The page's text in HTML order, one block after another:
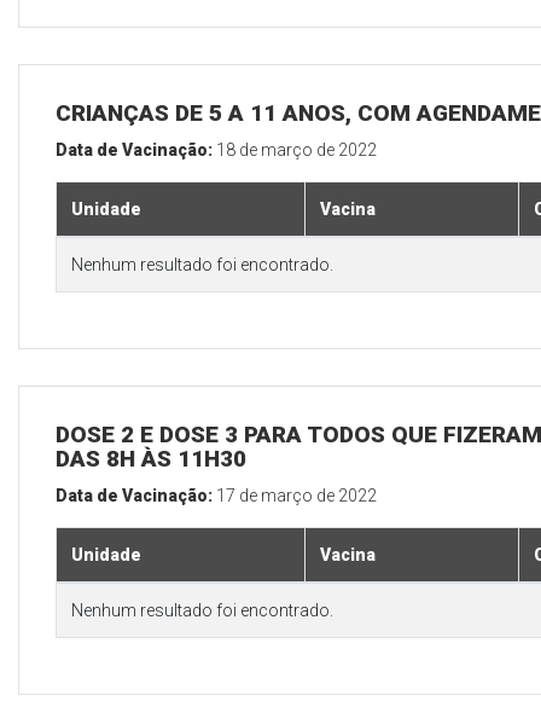
CRIANÇAS DE 5 A 11 ANOS, COM
Data de Vacinação: 18 de março de 2022
Unidade Vacina
Nenhum resultado foi encontrado.
DOSE 2 E DOSE 3 PARA TODOS QUE
DAS 8H ÀS 11H30
Data de Vacinação: 17 de março de 2022
Unidade Vacina
Nenhum resultado foi encontrado.